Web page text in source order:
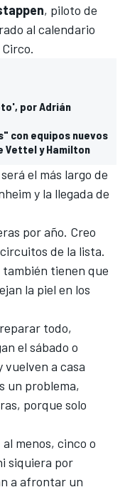
, piloto de
al calendario
por Adrián
con equipos nuevos
Vettel y Hamilton
el más largo de
y la llegada de
por año. Creo
de la lista.
tienen que
la piel en los
todo,
el sábado o
vuelven a casa
un problema,
porque solo
menos, cinco o
siquiera por
a afrontar un